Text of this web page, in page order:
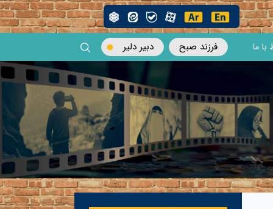
فرزند صبح دبیر دلیر با ما